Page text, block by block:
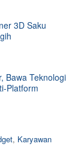
3D Saku
Bawa Teknologi
Platform
, Karyawan